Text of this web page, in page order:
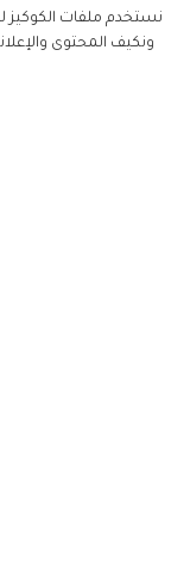
نستخدم ملفات الكوكيز
ونكيف المحتوى